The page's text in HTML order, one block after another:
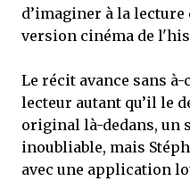
d’imaginer à la
version cinéma de
Le récit avance sans
lecteur autant qu’il le
original là-dedans, un
inoubliable, mais
avec une application